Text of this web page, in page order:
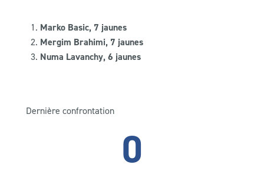
Marko Basic, 7 jaunes
Mergim Brahimi, 7 jaunes
Numa Lavanchy, 6 jaunes
Dernière confrontation
0